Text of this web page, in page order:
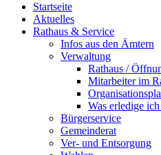
Startseite
Aktuelles
Rathaus & Service
Infos aus den Ämtern
Verwaltung
Rathaus /
Mitarbeiter im
Was erledige
Bürgerservice
Gemeinderat
Ver- und Entsorgung